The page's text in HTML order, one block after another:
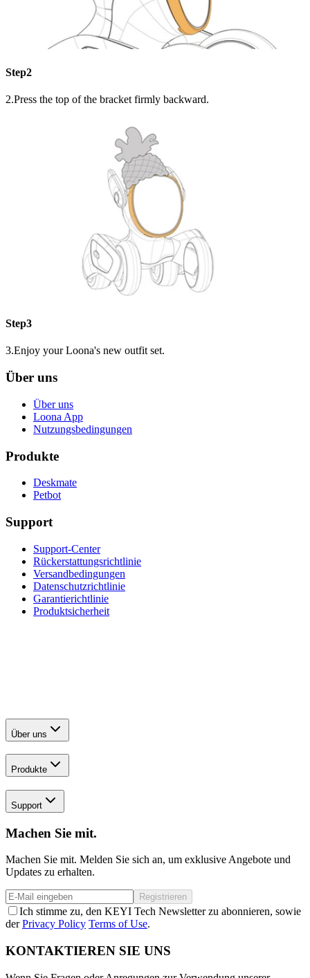
Step2
2.Press the top of the bracket firmly backward.
Step3
3.Enjoy your Loona's new outfit set.
Über uns
Über uns
Loona App
Nutzungsbedingungen
Produkte
Deskmate
Petbot
Support
Support-Center
Rückerstattungsrichtlinie
Versandbedingungen
Datenschutzrichtlinie
Garantierichtlinie
Produktsicherheit
Über uns
Produkte
Support
Machen Sie mit.
Machen Sie mit. Melden Sie sich an, um exklusive Angebote und
Updates zu erhalten.
Registrieren
Ich stimme zu, den KEYI Tech Newsletter zu abonnieren, sowie
derPrivacy Policy Terms of Use.
KONTAKTIEREN SIE UNS